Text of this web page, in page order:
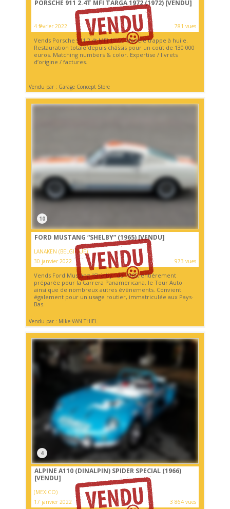
PORSCHE 911 2.4T MFI TARGA 1972 (1972) [VENDU]
4 février 2022 781 vues
Vends Porsche 911 2.4t MFI 1972. Modèle trappe à huile.
Restauration totale depuis châssis pour un coût de 130 000
euros. Matching numbers & color. Expertise / livrets
d’origine / factures.
Vendu par : Garage Concept Store
10
FORD MUSTANG “SHELBY” (1965)[VENDU]
LANAKEN (BELGIQUE)
30 janvier 2022
973 vues
Vends Ford Mustang "Shelby" de 1965, entièrement
préparée pour la Carrera Panamericana, le Tour Auto
ainsi que de nombreux autres évènements. Convient
également pour un usage routier, immatriculée aux Pays-
Bas.
Vendu par : Mike VAN THIEL
4
ALPINE A110 (DINALPIN) SPIDER SPECIAL (1966)
[VENDU]
(MEXICO)
17 janvier 2022
3 864 vues